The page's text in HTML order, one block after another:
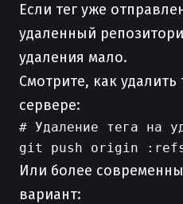
Если тег уже
удаленный
удаления мало.
Смотрите, как удалить
сервере:
# Удаление тега на
Или более
вариант: